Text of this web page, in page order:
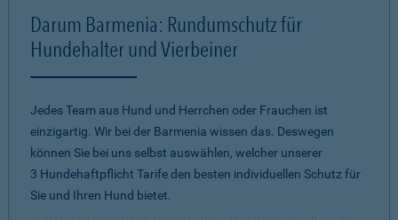
Darum Barmenia: Rundumschutz für
Hundehalter und Vierbeiner
Jedes Team aus Hund und Herrchen oder Frauchen ist
einzigartig. Wir bei der Barmenia wissen das. Deswegen
können Sie bei uns selbst auswählen, welcher unserer
3 Hundehaftpflicht Tarife den besten individuellen Schutz für
Sie und Ihren Hund bietet.